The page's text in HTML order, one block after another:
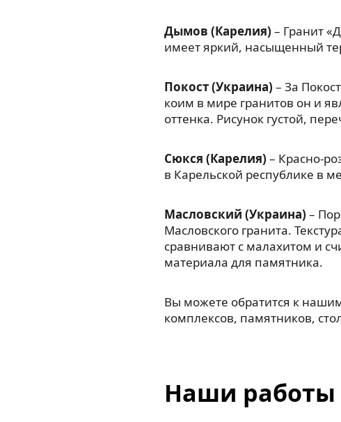
Дымов (Карелия) – Гранит
имеет яркий, насыщенный
Покост (Украина) – За
коим в мире гранитов он и
оттенка. Рисунок густой,
Сюкся (Карелия) – Красно-
в Карельской республике в
Масловский (Украина) –
Масловского гранита.
сравнивают с малахитом и
материала для памятника.
Вы можете обратится к
комплексов, памятников,
Наши работы